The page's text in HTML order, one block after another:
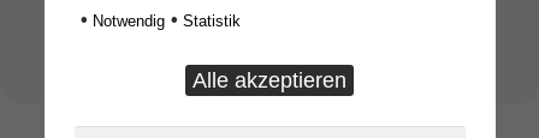
15,11€ inkl. MwSt.
In den Warenkorb
• Notwendig • Statistik